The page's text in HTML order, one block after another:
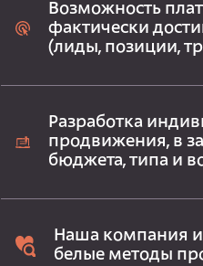
Возможность
фактически
(лиды, позиции,
Разработка
продвижения, в
бюджета, типа и
Наша компания
белые методы